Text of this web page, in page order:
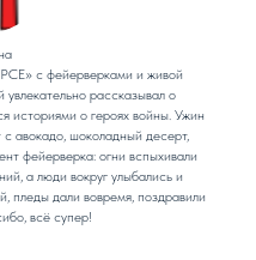
с фейерверками и живой
рассказывал о
историями о героях войны. Ужин
авокадо, шоколадный десерт,
фейерверка: огни вспыхивали
а люди вокруг улыбались и
пледы дали вовремя, поздравили
всё супер!